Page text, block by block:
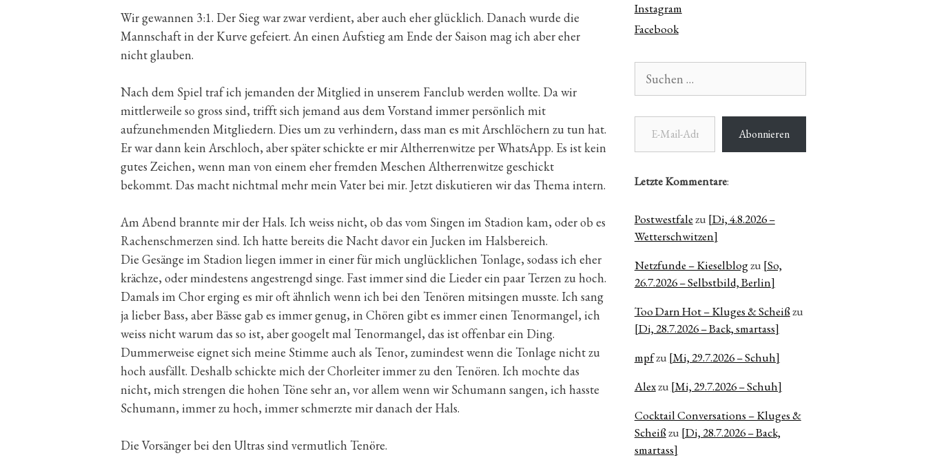
Wir gewannen 3:1. Der Sieg war zwar verdient, aber auch eher glücklich. Danach wurde die
Mannschaft in der Kurve gefeiert. An einen Aufstieg am Ende der Saison mag ich aber eher
nicht glauben.
Nach dem Spiel traf ich jemanden der Mitglied in unserem Fanclub werden wollte. Da wir
mittlerweile so gross sind, trifft sich jemand aus dem Vorstand immer persönlich mit
aufzunehmenden Mitgliedern. Dies um zu verhindern, dass man es mit Arschlöchern zu tun hat.
Er war dann kein Arschloch, aber später schickte er mir Altherrenwitze per WhatsApp. Es ist kein
gutes Zeichen, wenn man von einem eher fremden Meschen Altherrenwitze geschickt
bekommt. Das macht nichtmal mehr mein Vater bei mir. Jetzt diskutieren wir das Thema intern.
Am Abend brannte mir der Hals. Ich weiss nicht, ob das vom Singen im Stadion kam, oder ob es
Rachenschmerzen sind. Ich hatte bereits die Nacht davor ein Jucken im Halsbereich.
Die Gesänge im Stadion liegen immer in einer für mich unglücklichen Tonlage, sodass ich eher
krächze, oder mindestens angestrengd singe. Fast immer sind die Lieder ein paar Terzen zu hoch.
Damals im Chor erging es mir oft ähnlich wenn ich bei den Tenören mitsingen musste. Ich sang
ja lieber Bass, aber Bässe gab es immer genug, in Chören gibt es immer einen Tenormangel, ich
weiss nicht warum das so ist, aber googelt mal Tenormangel, das ist offenbar ein Ding.
Dummerweise eignet sich meine Stimme auch als Tenor, zumindest wenn die Tonlage nicht zu
hoch ausfällt. Deshalb schickte mich der Chorleiter immer zu den Tenören. Ich mochte das
nicht, mich strengen die hohen Töne sehr an, vor allem wenn wir Schumann sangen, ich hasste
Schumann, immer zu hoch, immer schmerzte mir danach der Hals.
Die Vorsänger bei den Ultras sind vermutlich Tenöre.
Instagram
Facebook
nach:
E-Mail-Adresse
Abonnieren
Letzte Kommentare:
Postwestfalezu [Di, 4.8.2026 –
Wetterschwitzen]
Netzfunde – Kieselblogzu [So,
26.7.2026 – Selbstbild, Berlin]
Too Darn Hot – Kluges & Scheißzu
[Di, 28.7.2026 – Back, smartass]
mpfzu [Mi, 29.7.2026 – Schuh]
Alexzu [Mi, 29.7.2026 – Schuh]
Cocktail Conversations – Kluges &
Scheißzu [Di, 28.7.2026 – Back,
smartass]